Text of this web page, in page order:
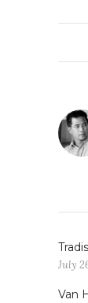
July
Van